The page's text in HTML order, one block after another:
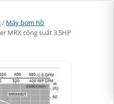
/ Máy bơm hồ
MRX công suất 3.5HP